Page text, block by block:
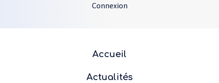
Connexion
Accueil
Actualités